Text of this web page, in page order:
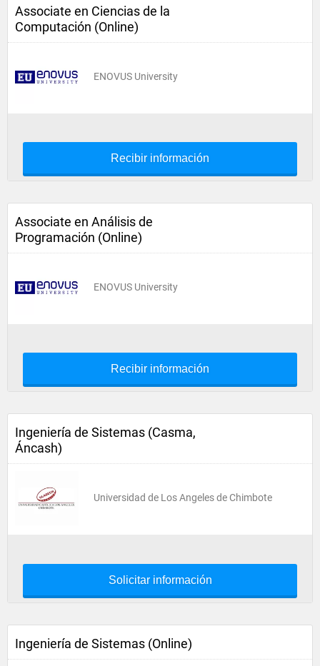
Associate en Ciencias de la
Computación (Online)
ENOVUS University
Recibir información
Associate en Análisis de
Programación (Online)
ENOVUS University
Recibir información
Ingeniería de Sistemas (Casma,
Áncash)
Universidad de Los Angeles de Chimbote
Solicitar información
Ingeniería de Sistemas (Online)